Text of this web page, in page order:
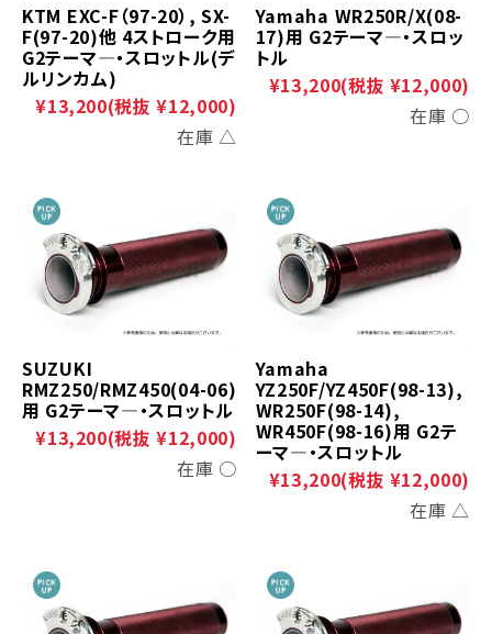
KTM EXC-F（97-20）, SX-
F(97-20)他 4ストローク用
G2テーマ―・スロットル(デ
ルリンカム)
¥13,200(税抜 ¥12,000)
在庫 △
Yamaha WR250R/X(08-
17)用 G2テーマ―・スロッ
トル
¥13,200(税抜 ¥12,000)
在庫 ○
SUZUKI
RMZ250/RMZ450(04-06)
用 G2テーマ―・スロットル
¥13,200(税抜 ¥12,000)
在庫 ○
Yamaha
YZ250F/YZ450F(98-13),
WR250F(98-14),
WR450F(98-16)用 G2テ
ーマ―・スロットル
¥13,200(税抜 ¥12,000)
在庫 △